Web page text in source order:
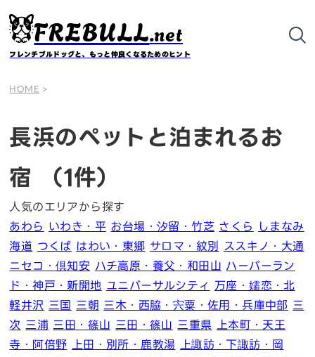
FREBULL.net
フレンチブルドッグと、もっと仲良くなるためのヒント
HOME >
長浜のペットと泊まれるお
宿
（1件）
人気のエリアから探す
あわら いわき・平 お台場・汐留・竹芝 さくら
しまなみ
海道 つくば はわい・東郷 サロマ・紋別
ススキノ・大通
ニセコ・倶知安 ハチ高原・養父・和田山 ハーバーラン
ド・神戸・新開地 ユニバーサルシティ
万座・嬬恋・北
軽井沢 三国 三朝 三木・西脇・宍粟・佐用・兵庫中部 三
次 三浦 三田・篠山 三田・篠山 三重県
上本町・天王
寺・阿倍野
上田・別所・鹿教湯
上諏訪・下諏訪・岡